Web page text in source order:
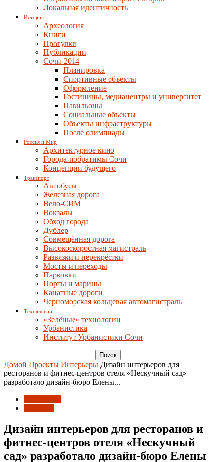
Локальная идентичность
История
Археология
Книги
Прогулки
Публикации
Сочи-2014
Планировка
Спортивные объекты
Оформление
Гостиницы, медиацентры и университет
Павильоны
Социальные объекты
Объекты инфраструктуры
После олимпиады
Россия и Мир
Архитектурное кино
Города-побратимы Сочи
Концепции будущего
Транспорт
Автобусы
Железная дорога
Вело-СИМ
Вокзалы
Обход города
Дублер
Совмещённая дорога
Высокоскоростная магистраль
Развязки и перекрёстки
Мосты и переходы
Парковки
Порты и марины
Канатные дороги
Черноморская кольцевая автомагистраль
Технологии
«Зелёные» технологии
Урбанистика
Институт Урбанистики Сочи
Домой Проекты Интерьеры Дизайн интерьеров для
ресторанов и фитнес-центров отеля «Нескучный сад»
разработало дизайн-бюро Елены...
Дизайн интерьеров для ресторанов и
фитнес-центров отеля «Нескучный
сад» разработало дизайн-бюро Елены